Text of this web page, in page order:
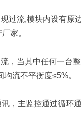
过流,模块内设有原
家。
，当其中任何一台
流不平衡度≤5%。
，主监控通过循环